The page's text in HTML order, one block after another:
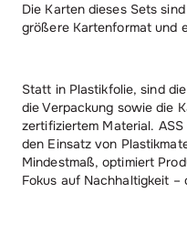
Die Karten dieses Sets
größere Kartenformat und
Statt in Plastikfolie, sind
die Verpackung sowie die
zertifiziertem Material.
den Einsatz von
Mindestmaß, optimiert
Fokus auf Nachhaltigkeit –